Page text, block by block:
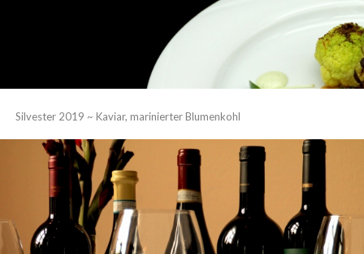
Silvester 2019 ~ Kaviar, marinierter Blumenkohl